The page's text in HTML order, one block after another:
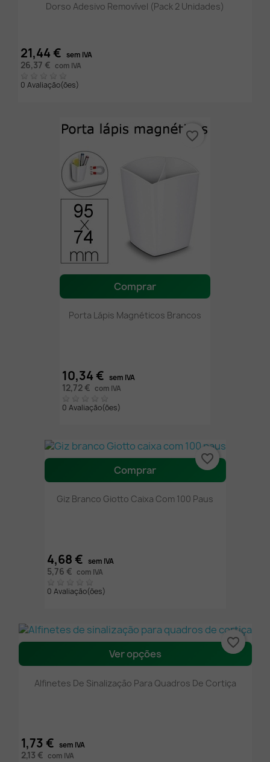
Dorso Adesivo Removível (Pack 2 Unidades)
21,44 € sem IVA
26,37 € com IVA
0 Avaliação(ões)
Comprar
Porta Lápis Magnéticos Brancos
10,34 € sem IVA
12,72 € com IVA
0 Avaliação(ões)
favorite_border
Comprar
Giz Branco Giotto Caixa Com 100 Paus
4,68 € sem IVA
5,76 € com IVA
0 Avaliação(ões)
favorite_border
Ver opções
Alfinetes De Sinalização Para Quadros De Cortiça
1,73 € sem IVA
2,13 € com IVA
favorite_border